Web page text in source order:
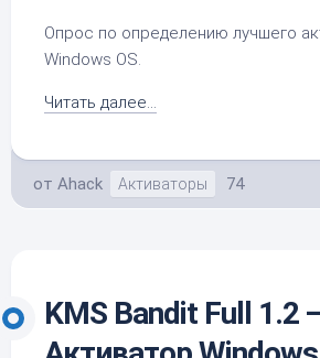
Опрос по определению лучшего
Windows OS.
Читать далее...
от Ahack Активаторы 74
KMS Bandit Full 1.2